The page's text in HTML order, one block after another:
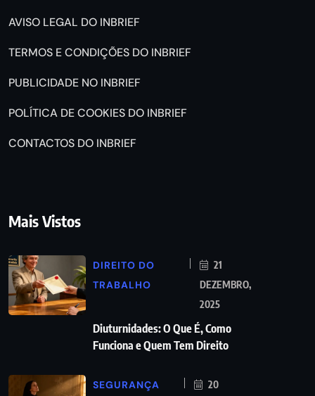
AVISO LEGAL DO INBRIEF
TERMOS E CONDIÇÕES DO INBRIEF
PUBLICIDADE NO INBRIEF
POLÍTICA DE COOKIES DO INBRIEF
CONTACTOS DO INBRIEF
Mais Vistos
DIREITO DO
TRABALHO
21
DEZEMBRO,
2025
Diuturnidades: O Que É, Como
Funciona e Quem Tem Direito
SEGURANÇA
20